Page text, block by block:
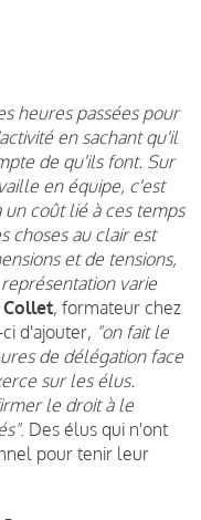
heures passées pour
en sachant qu'il
de qu'ils font. Sur
en équipe, c'est
coût lié à ces temps
choses au clair est
et de tensions,
varie
, formateur chez
d'ajouter, "on fait le
de délégation face
sur les élus.
le droit à le
. Des élus qui n'ont
pour tenir leur